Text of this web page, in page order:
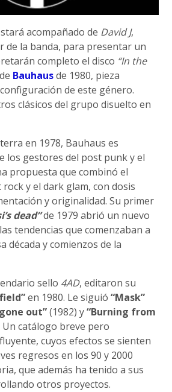
acompañado de David J,
de la banda, para presentar un
completo el disco “In the
Bauhausde 1980, pieza
de este género.
clásicos del grupo disuelto en
en 1978, Bauhaus es
los gestores del post punk y el
propuesta que combinó el
y el dark glam, con dosis
y originalidad. Su primer
dead”de 1979 abrió un nuevo
tendencias que comenzaban a
década y comienzos de la
sello 4AD, editaron su
en 1980. Le siguió“Mask”
out”(1982) y“Burning from
Un catálogo breve pero
cuyos efectos se sienten
regresos en los 90 y 2000
que además ha tenido a sus
otros proyectos.